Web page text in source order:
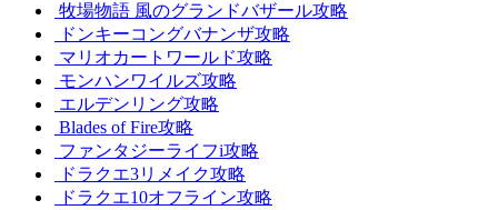
牧場物語 風のグランドバザール攻略
ドンキーコングバナンザ攻略
マリオカートワールド攻略
モンハンワイルズ攻略
エルデンリング攻略
Blades of Fire攻略
ファンタジーライフi攻略
ドラクエ3リメイク攻略
ドラクエ10オフライン攻略